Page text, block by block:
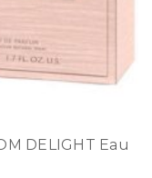
DELIGHT Eau